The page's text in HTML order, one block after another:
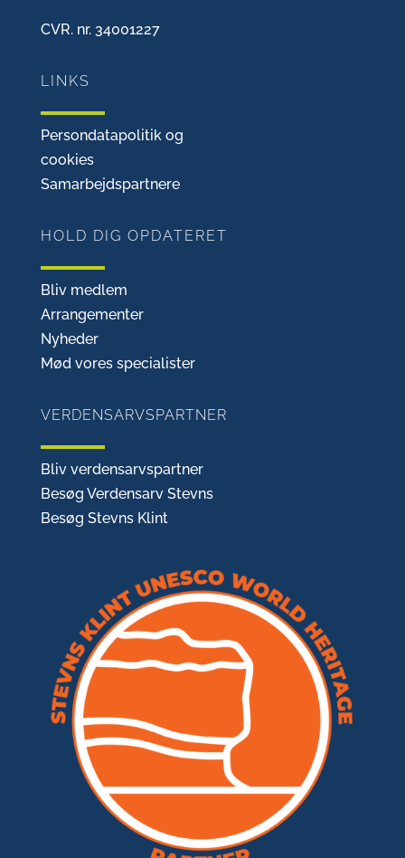
CVR. nr. 34001227
LINKS
Persondatapolitik og
cookies
Samarbejdspartnere
HOLD DIG OPDATERET
Bliv medlem
Arrangementer
Nyheder
Mød vores specialister
VERDENSARVSPARTNER
Bliv verdensarvspartner
Besøg Verdensarv Stevns
Besøg Stevns Klint